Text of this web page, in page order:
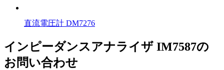
直流電圧計 DM7276
インピーダンスアナライザ IM7587の
お問い合わせ